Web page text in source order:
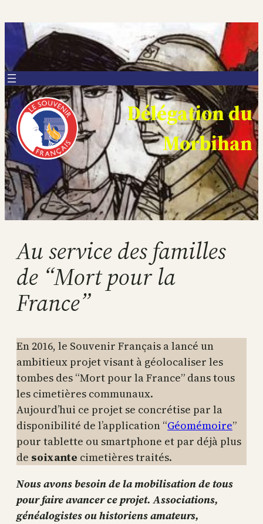
contenu
Délégation du
Morbihan
Au service des familles
de “Mort pour la
France”
En 2016, le Souvenir Français a lancé un
ambitieux projet visant à géolocaliser les
tombes des “Mort pour la France” dans tous
les cimetières communaux.
Aujourd’hui ce projet se concrétise par la
disponibilité de l’application “Géomémoire”
pour tablette ou smartphone et par déjà plus
de soixante cimetières traités.
Nous avons besoin de la mobilisation de tous
pour faire avancer ce projet. Associations,
généalogistes ou historiens amateurs,